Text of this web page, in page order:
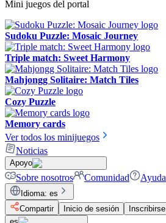
Mini juegos del portal
Sudoku Puzzle: Mosaic Journey
Triple match: Sweet Harmony
Mahjongg Solitaire: Match Tiles
Cozy Puzzle
Memory cards
Ver todos los minijuegos
Noticias
Apoyo
Sobre nosotros Comunidad Ayuda
Idioma: es
Compartir
Inicio de sesión
Inscribirse